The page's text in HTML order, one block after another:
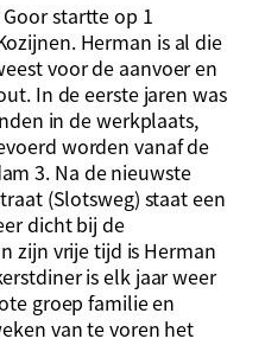
startte op 1
Herman is al die
voor de aanvoer en
In de eerste jaren was
in de werkplaats,
worden vanaf de
3. Na de nieuwste
(Slotsweg) staat een
dicht bij de
zijn vrije tijd is Herman
is elk jaar weer
groep familie en
van te voren het